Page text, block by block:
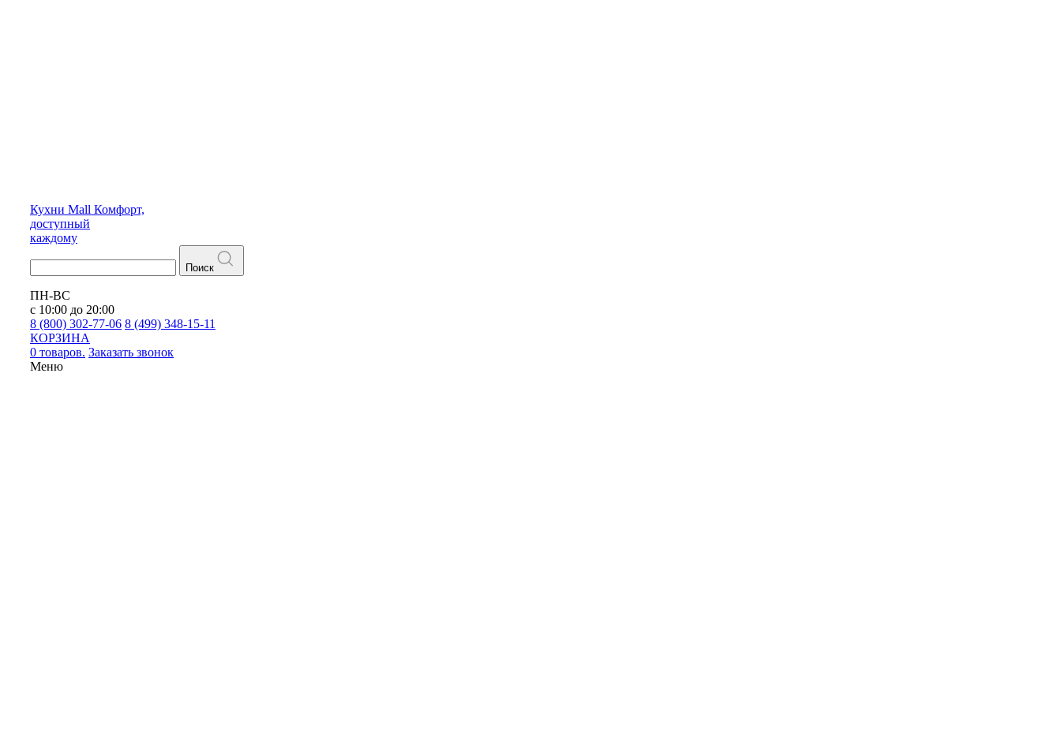
Кухни Mall Комфорт,
доступный
каждому
Поиск
ПН-ВС
с 10:00 до 20:00
8 (800) 302-77-06 8 (499) 348-15-11
КОРЗИНА
0 товаров. Заказать звонок
Меню